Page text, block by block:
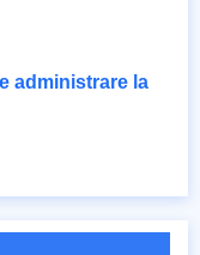
administrare la